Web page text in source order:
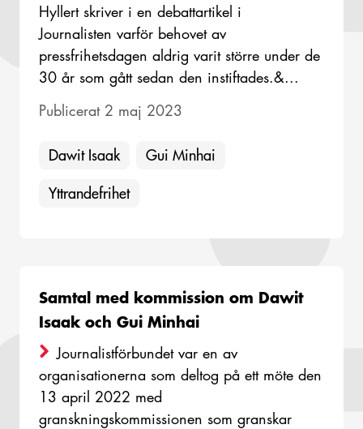
Hyllert skriver i en debattartikel i
Journalisten varför behovet av
pressfrihetsdagen aldrig varit större under de
30 år som gått sedan den instiftades.&...
Publicerat 2 maj 2023
Dawit Isaak Gui Minhai
Yttrandefrihet
Samtal med kommission om Dawit
Isaak och Gui Minhai
Journalistförbundet var en av
organisationerna som deltog på ett möte den
13 april 2022 med
granskningskommissionen som granskar